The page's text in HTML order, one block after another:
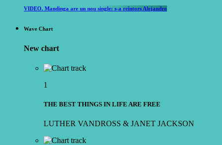
VIDEO. Mandinga are un nou single: s-a reîntors Alejandro
Wave Chart
New chart
1
THE BEST THINGS IN LIFE ARE FREE
LUTHER VANDROSS & JANET JACKSON